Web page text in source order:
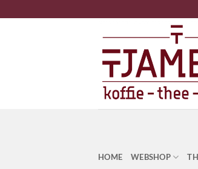
naar
HOME WEBSHOP